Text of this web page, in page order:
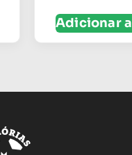
Adicionar